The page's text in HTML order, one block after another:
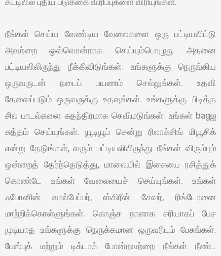
நீங்கள் செய்ய வேண்டிய வேலைகளை ஒரு பட்டியலிட்டு
அவற்றை ஒவ்வொன்றாக செய்யும்பொழுது அதனை
பட்டியலிலிருந்து நீக்கிவிடுங்கள். உங்களுக்கு நெருங்கிய
ஒருவருடன் நடைப் பயணம் செல்லுங்கள். உதவி
தேவைப்படும் ஒருவருக்கு உதவுங்கள். உங்களுக்கு பிடித்த
சில பாடல்களை சுதந்திரமாக செவிமடுங்கள். உங்கள் bagஐ
சுத்தம் செய்யுங்கள். யூடியூப் சென்று ரிலாக்சிங் மியூசிக்
என்று தேடுங்கள், வரும் பட்டியலிலிருந்து நீங்கள் விரும்பும்
ஒன்றைத் தேர்ந்தெடுத்து, மாலையில் இசையை ரசித்துக்
கொண்டே உங்கள் வேலையைச் செய்யுங்கள். உங்கள்
ஃபோனின் வால்பேப்பர், ஸ்கிரீன் சேவர், ரிங்டோனை
மாற்றிக்கொள்ளுங்கள். கொஞ்ச நாளாக சரியாகப் பேச
முடியாத உங்களுக்கு நெருக்கமான ஒருவரிடம் பேசுங்கள்.
பேஸ்புக் மற்றும் டிக்டாக் போன்றவற்றை நீங்கள் நீண்ட